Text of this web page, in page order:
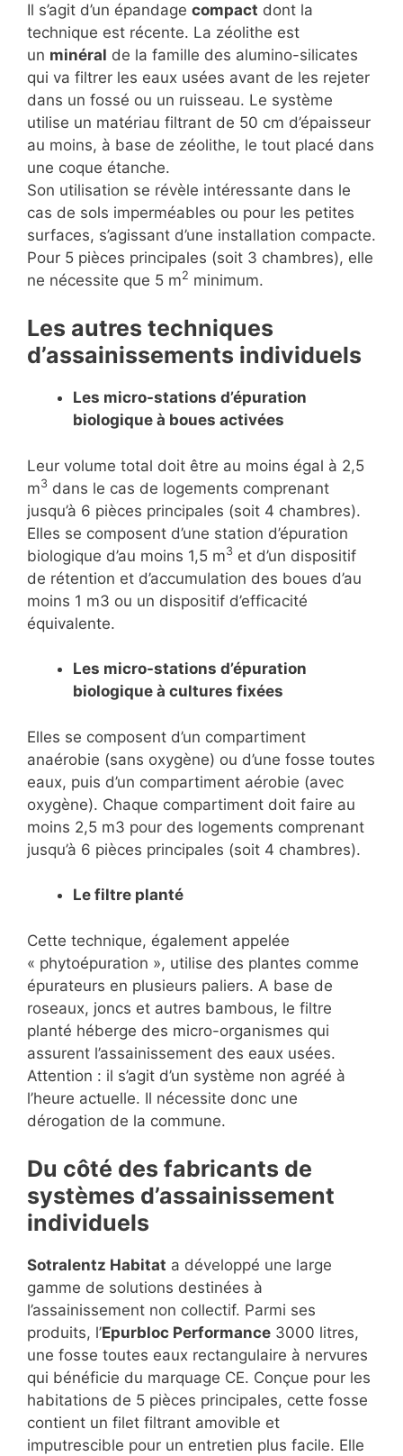
Il s’agit d’un épandage compact dont la
technique est récente. La zéolithe est
un minéral de la famille des alumino-silicates
qui va filtrer les eaux usées avant de les rejeter
dans un fossé ou un ruisseau. Le système
utilise un matériau filtrant de 50 cm d’épaisseur
au moins, à base de zéolithe, le tout placé dans
une coque étanche.
Son utilisation se révèle intéressante dans le
cas de sols imperméables ou pour les petites
surfaces, s’agissant d’une installation compacte.
Pour 5 pièces principales (soit 3 chambres), elle
ne nécessite que 5 m2 minimum.
Les autres techniques
d’assainissements individuels
Les micro-stations d’épuration
biologique à boues activées
Leur volume total doit être au moins égal à 2,5
m3 dans le cas de logements comprenant
jusqu’à 6 pièces principales (soit 4 chambres).
Elles se composent d’une station d’épuration
biologique d’au moins 1,5 m3 et d’un dispositif
de rétention et d’accumulation des boues d’au
moins 1 m3 ou un dispositif d’efficacité
équivalente.
Les micro-stations d’épuration
biologique à cultures fixées
Elles se composent d’un compartiment
anaérobie (sans oxygène) ou d’une fosse toutes
eaux, puis d’un compartiment aérobie (avec
oxygène). Chaque compartiment doit faire au
moins 2,5 m3 pour des logements comprenant
jusqu’à 6 pièces principales (soit 4 chambres).
Le filtre planté
Cette technique, également appelée
« phytoépuration », utilise des plantes comme
épurateurs en plusieurs paliers. A base de
roseaux, joncs et autres bambous, le filtre
planté héberge des micro-organismes qui
assurent l’assainissement des eaux usées.
Attention : il s’agit d’un système non agréé à
l’heure actuelle. Il nécessite donc une
dérogation de la commune.
Du côté des fabricants de
systèmes d’assainissement
individuels
Sotralentz Habitat a développé une large
gamme de solutions destinées à
l’assainissement non collectif. Parmi ses
produits, l’Epurbloc Performance 3000 litres,
une fosse toutes eaux rectangulaire à nervures
qui bénéficie du marquage CE. Conçue pour les
habitations de 5 pièces principales, cette fosse
contient un filet filtrant amovible et
imputrescible pour un entretien plus facile. Elle